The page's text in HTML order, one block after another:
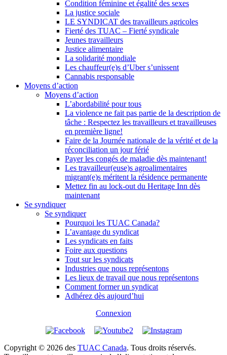
Condition féminine et égalité des sexes
La justice sociale
LE SYNDICAT des travailleurs agricoles
Fierté des TUAC – Fierté syndicale
Jeunes travailleurs
Justice alimentaire
La solidarité mondiale
Les chauffeur(e)s d’Uber s’unissent
Cannabis responsable
Moyens d’action
Moyens d’action
L’abordabilité pour tous
La violence ne fait pas partie de la description de
tâche : Respectez les travailleurs et travailleuses
en première ligne!
Faire de la Journée nationale de la vérité et de la
réconciliation un jour férié
Payer les congés de maladie dès maintenant!
Les travailleur(euse)s agroalimentaires
migrant(e)s méritent la résidence permanente
Mettez fin au lock-out du Heritage Inn dès
maintenant
Se syndiquer
Se syndiquer
Pourquoi les TUAC Canada?
L’avantage du syndicat
Les syndicats en faits
Foire aux questions
Tout sur les syndicats
Industries que nous représentons
Les lieux de travail que nous représentons
Comment former un syndicat
Adhérez dès aujourd’hui
Connexion
Copyright © 2026 des TUAC Canada. Tous droits réservés.